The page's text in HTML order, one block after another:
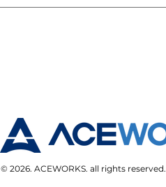
© 2026. ACEWORKS. all rights reserved.